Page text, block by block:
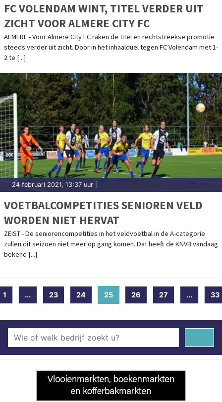
FC VOLENDAM WINT, TITEL VERDER UIT
ZICHT VOOR ALMERE CITY FC
ALMERE - Voor Almere City FC raken de titel en rechtstreekse promotie
steeds verder uit zicht. Door in het inhaalduel tegen FC Volendam met 1-
2 te [...]
24 februari 2021, 13:37 uur
VOETBALCOMPETITIES SENIOREN VELD
WORDEN NIET HERVAT
ZEIST - De seniorencompetities in het veldvoetbal in de A-categorie
zullen dit seizoen niet meer op gang komen. Dat heeft de KNVB vandaag
bekend [...]
1 ... 23 24 25(current)
26 27 ... 33